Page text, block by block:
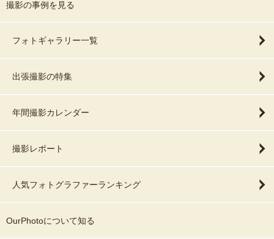
撮影の事例を見る
フォトギャラリー一覧
出張撮影の特集
年間撮影カレンダー
撮影レポート
人気フォトグラファーランキング
OurPhotoについて知る